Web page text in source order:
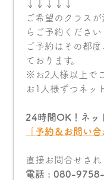
↓↓↓↓↓
ご希望のクラス
らご予約くださ
ご予約はその都
ております。
※お2人様以上で
お1人様ずつネッ
24時間OK！ネッ
「予約＆お問い合
直接お問合せされ
電話 : 080-